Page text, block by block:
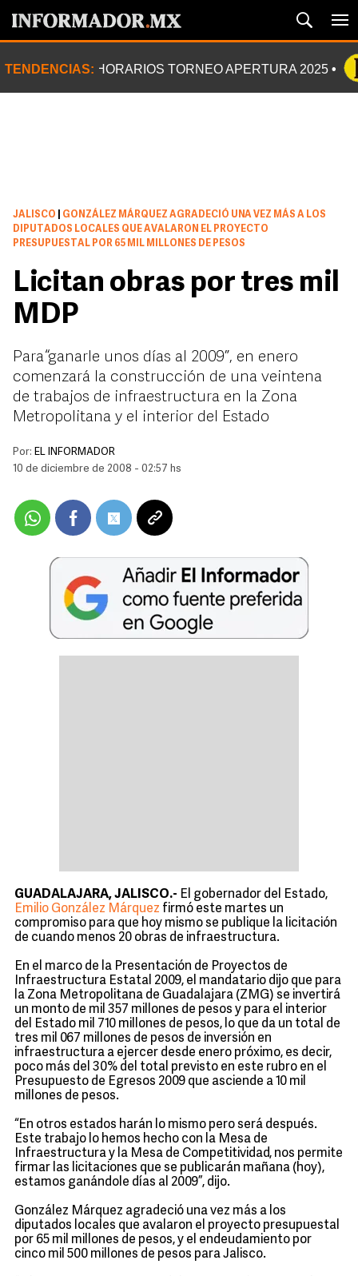
TENDENCIAS: HORARIOS TORNEO APERTURA 2025
JALISCO
GONZÁLEZ MÁRQUEZ AGRADECIÓ UNA VEZ MÁS A LOS
DIPUTADOS LOCALES QUE AVALARON EL PROYECTO
PRESUPUESTAL POR 65 MIL MILLONES DE PESOS
Licitan obras por tres mil
MDP
Para “ganarle unos días al 2009”, en enero
comenzará la construcción de una veintena
de trabajos de infraestructura en la Zona
Metropolitana y el interior del Estado
Por: EL INFORMADOR
10 de diciembre de 2008 - 02:57 hs
GUADALAJARA, JALISCO.- El gobernador del Estado,
Emilio González Márquez firmó este martes un
compromiso para que hoy mismo se publique la licitación
de cuando menos 20 obras de infraestructura.
En el marco de la Presentación de Proyectos de
Infraestructura Estatal 2009, el mandatario dijo que para
la Zona Metropolitana de Guadalajara (ZMG) se invertirá
un monto de mil 357 millones de pesos y para el interior
del Estado mil 710 millones de pesos, lo que da un total de
tres mil 067 millones de pesos de inversión en
infraestructura a ejercer desde enero próximo, es decir,
poco más del 30% del total previsto en este rubro en el
Presupuesto de Egresos 2009 que asciende a 10 mil
millones de pesos.
“En otros estados harán lo mismo pero será después.
Este trabajo lo hemos hecho con la Mesa de
Infraestructura y la Mesa de Competitividad, nos permite
firmar las licitaciones que se publicarán mañana (hoy),
estamos ganándole días al 2009”, dijo.
González Márquez agradeció una vez más a los
diputados locales que avalaron el proyecto presupuestal
por 65 mil millones de pesos, y el endeudamiento por
cinco mil 500 millones de pesos para Jalisco.